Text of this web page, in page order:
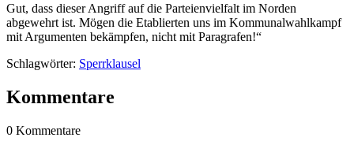
Gut, dass dieser Angriff auf die Parteienvielfalt im Norden
abgewehrt ist. Mögen die Etablierten uns im Kommunalwahlkampf
mit Argumenten bekämpfen, nicht mit Paragrafen!“
Schlagwörter: Sperrklausel
Kommentare
0 Kommentare